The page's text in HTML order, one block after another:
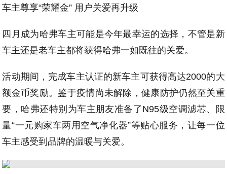
车主尊享“荣耀金” 用户关爱再升级
四月成为哈弗车主可能是今年最幸运的选择，不管是新
车主还是老车主都将获得哈弗一如既往的关爱。
活动期间，完成车主认证的新车主可获得高达2000的大
额金币奖励。鉴于疫情尚未解除，健康防护仍然至关重
要，哈弗还特别为车主朋友准备了N95级空调滤芯、限
量“一元购家车两用空气净化器”等贴心服务，让每一位
车主感受到品牌的温暖与关爱。